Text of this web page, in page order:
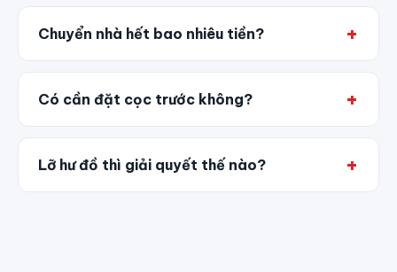
Chuyển nhà hết bao nhiêu tiền?
Có cần đặt cọc trước không?
Lỡ hư đồ thì giải quyết thế nào?